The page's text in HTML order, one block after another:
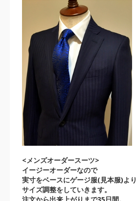
<メンズオーダースーツ>
イージーオーダーなので
実寸をベースにゲージ服(見本服)より
サイズ調整をしていきます。